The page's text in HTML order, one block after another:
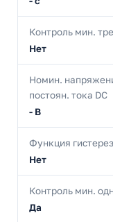
Контроль мин.
Нет
Номин.
постоян. тока DC
- В
Функция
Нет
Контроль мин.
Да